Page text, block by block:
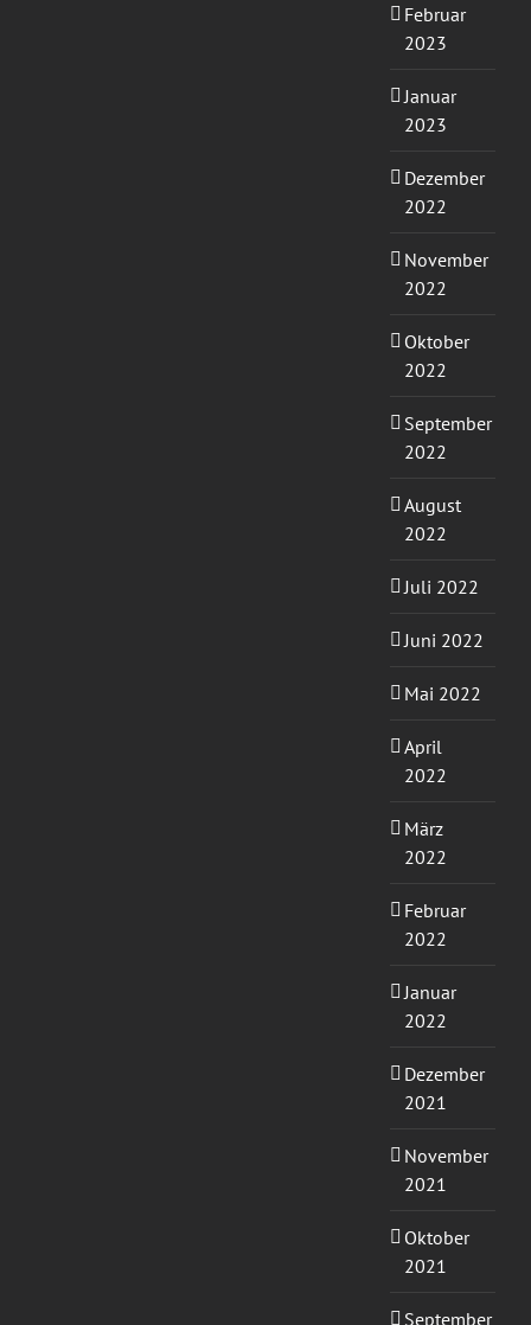
Februar
2023
Januar
2023
Dezember
2022
November
2022
Oktober
2022
September
2022
August
2022
Juli 2022
Juni 2022
Mai 2022
April
2022
März
2022
Februar
2022
Januar
2022
Dezember
2021
November
2021
Oktober
2021
September